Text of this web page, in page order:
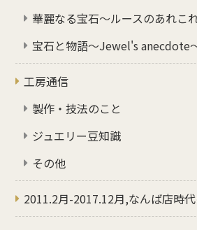
華麗なる宝石～ルースのあれこ
宝石と物語～Jewel's anecdote
工房通信
製作・技法のこと
ジュエリー豆知識
その他
2011.2月-2017.12月,なんば店時